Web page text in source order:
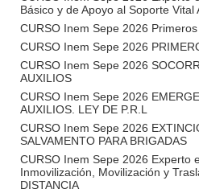
Básico y de Apoyo al Soporte Vital
CURSO Inem Sepe 2026
CURSO Inem Sepe 2026
CURSO Inem Sepe 2026
AUXILIOS
CURSO Inem Sepe 2026
AUXILIOS. LEY DE P.R.L
CURSO Inem Sepe 2026
SALVAMENTO PARA BRIGADAS
CURSO Inem Sepe 2026 Experto
Inmovilización, Movilización y
DISTANCIA